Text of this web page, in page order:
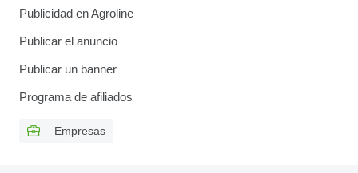
Publicidad en Agroline
Publicar el anuncio
Publicar un banner
Programa de afiliados
Empresas